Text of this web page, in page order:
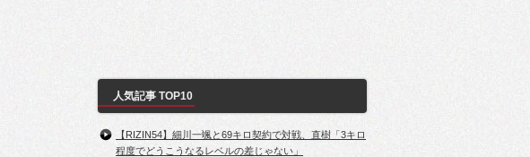
人気記事 TOP10
【RIZIN54】細川一颯と69キロ契約で対戦、直樹「3キロ
程度でどうこうなるレベルの差じゃない」